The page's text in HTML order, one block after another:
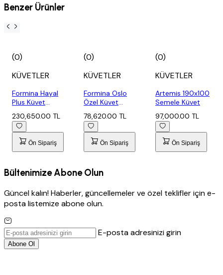
Benzer Ürünler
(0)
KÜVETLER
Formina Hayal
Plus Küvet
230,650.00 TL
Ön Sipariş
(0)
KÜVETLER
Formina Oslo
Özel Küvet
78,620.00 TL
Ön Sipariş
(0)
KÜVETLER
Artemis 190x100
Semele Küvet
97,000.00 TL
Ön Sipariş
Bültenimize Abone Olun
Güncel kalın! Haberler, güncellemeler ve özel teklifler için e-
posta listemize abone olun.
E-posta adresinizi girin
Abone Ol